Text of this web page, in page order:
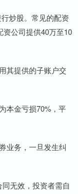
炒股。常见的配资
资公司提供40万至10
其提供的子账户交
本金亏损70%，平
业务，一旦发生纠
无效，投资者需自